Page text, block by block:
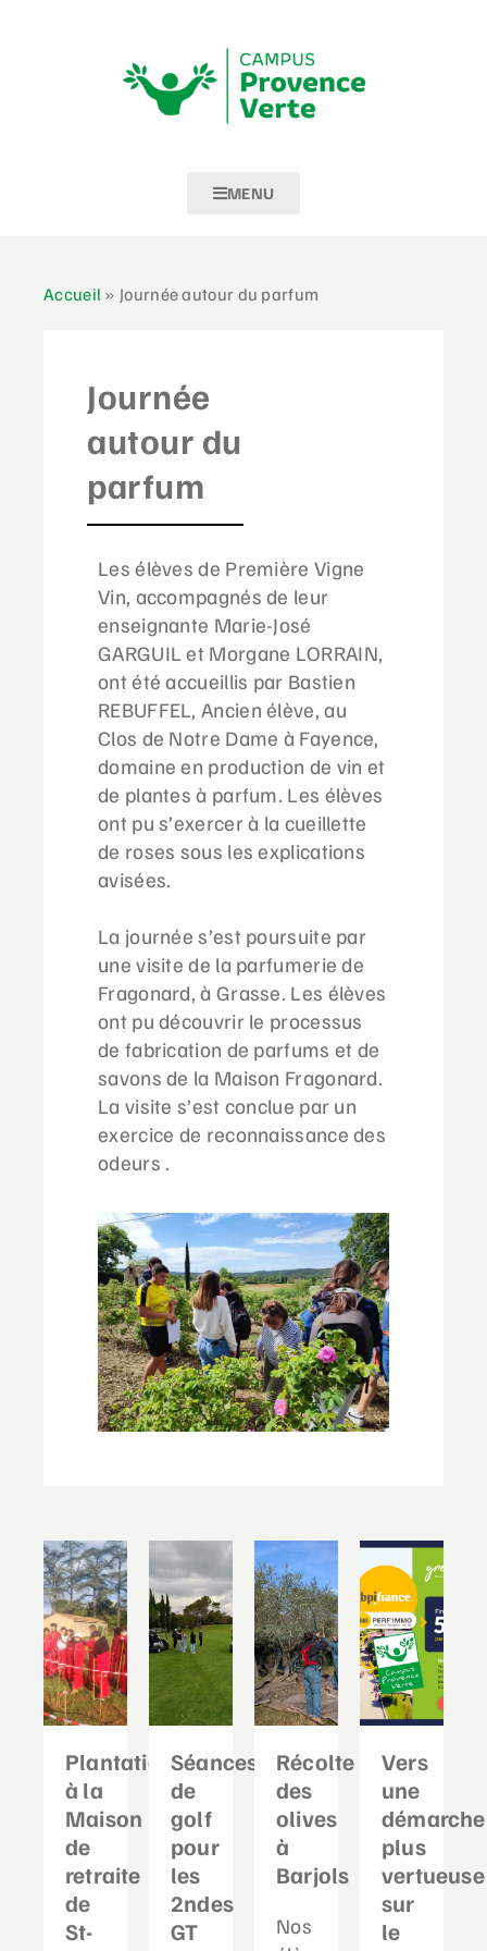
MENU
Accueil » Journée autour du parfum
Journée
autour du
parfum
Les élèves de Première Vigne
Vin, accompagnés de leur
enseignante Marie-José
GARGUIL et Morgane LORRAIN,
ont été accueillis par Bastien
REBUFFEL, Ancien élève, au
Clos de Notre Dame à Fayence,
domaine en production de vin et
de plantes à parfum. Les élèves
ont pu s’exercer à la cueillette
de roses sous les explications
avisées.
La journée s’est poursuite par
une visite de la parfumerie de
Fragonard, à Grasse. Les élèves
ont pu découvrir le processus
de fabrication de parfums et de
savons de la Maison Fragonard.
La visite s’est conclue par un
exercice de reconnaissance des
odeurs .
Plantation
à la
Maison
de
retraite
de
St-
Séances
de
golf
pour
les
2ndes
GT
Récolte
des
olives
à
Barjols
Nos
Vers
une
démarche
plus
vertueuse
sur
le